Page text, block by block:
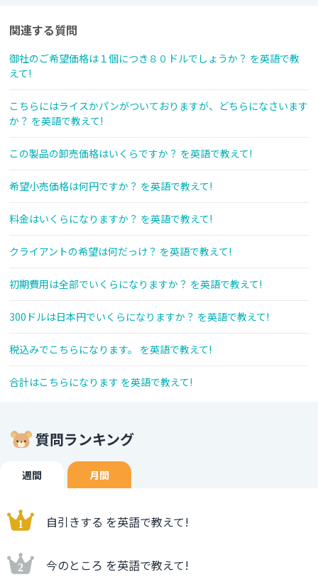
関連する質問
御社のご希望価格は１個につき８０ドルでしょうか？ を英語で教
えて!
こちらにはライスかパンがついておりますが、どちらになさいます
か？ を英語で教えて!
この製品の卸売価格はいくらですか？ を英語で教えて!
希望小売価格は何円ですか？ を英語で教えて!
料金はいくらになりますか？ を英語で教えて!
クライアントの希望は何だっけ？ を英語で教えて!
初期費用は全部でいくらになりますか？ を英語で教えて!
300ドルは日本円でいくらになりますか？ を英語で教えて!
税込みでこちらになります。 を英語で教えて!
合計はこちらになります を英語で教えて!
質問ランキング
週間 月間
自引きする を英語で教えて!
今のところ を英語で教えて!